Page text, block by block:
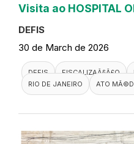
Visita ao HOSPITAL
DEFIS
30 de March de 2026
DEFIS FISCALIZAÃ§Ã£O
RIO DE JANEIRO
ATO